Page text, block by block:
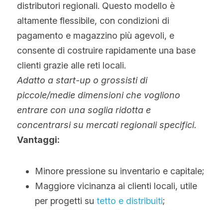
distributori regionali. Questo modello è
altamente flessibile, con condizioni di
pagamento e magazzino più agevoli, e
consente di costruire rapidamente una base
clienti grazie alle reti locali.
Adatto a start-up o grossisti di
piccole/medie dimensioni che vogliono
entrare con una soglia ridotta e
concentrarsi su mercati regionali specifici.
Vantaggi:
Minore pressione su inventario e capitale;
Maggiore vicinanza ai clienti locali, utile
per progetti su tetto e distribuiti;